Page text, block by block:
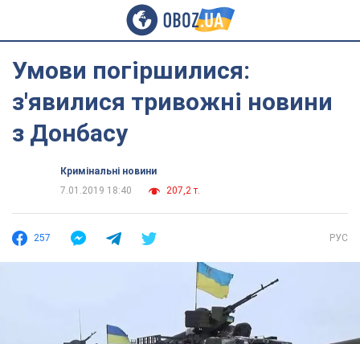
Умови погіршилися:
з'явилися тривожні новини
з Донбасу
Кримінальні новини
7.01.2019 18:40
207,2 т.
257 РУС